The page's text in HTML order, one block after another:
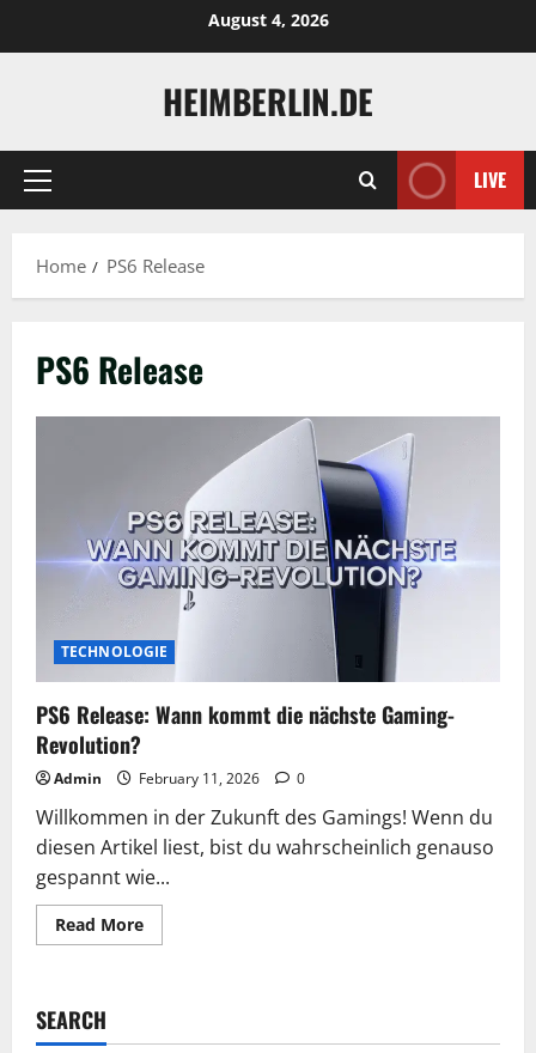
August 4, 2026
HEIMBERLIN.DE
Primary
LIVE
Home PS6 Release
PS6 Release
TECHNOLOGIE
PS6 Release: Wann kommt die nächste Gaming-
Revolution?
Admin February 11, 2026 0
Willkommen in der Zukunft des Gamings! Wenn du
diesen Artikel liest, bist du wahrscheinlich genauso
gespannt wie...
Read MoreRead
more
die
SEARCH